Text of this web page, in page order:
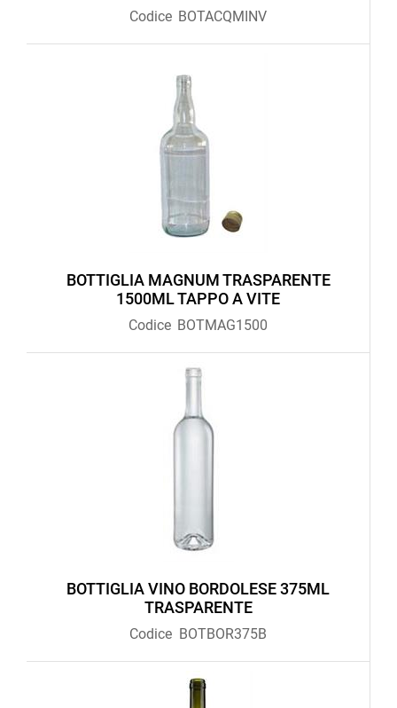
Codice BOTACQMINV
BOTTIGLIA MAGNUM TRASPARENTE
1500ML TAPPO A VITE
Codice BOTMAG1500
BOTTIGLIA VINO BORDOLESE 375ML
TRASPARENTE
Codice BOTBOR375B